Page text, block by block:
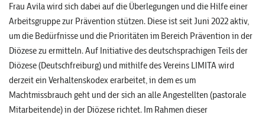
Frau Avila wird sich dabei auf die Überlegungen und die Hilfe einer
Arbeitsgruppe zur Prävention stützen. Diese ist seit Juni 2022 aktiv,
um die Bedürfnisse und die Prioritäten im Bereich Prävention in der
Diözese zu ermitteln. Auf Initiative des deutschsprachigen Teils der
Diözese (Deutschfreiburg) und mithilfe des Vereins LIMITA wird
derzeit ein Verhaltenskodex erarbeitet, in dem es um
Machtmissbrauch geht und der sich an alle Angestellten (pastorale
Mitarbeitende) in der Diözese richtet. Im Rahmen dieser